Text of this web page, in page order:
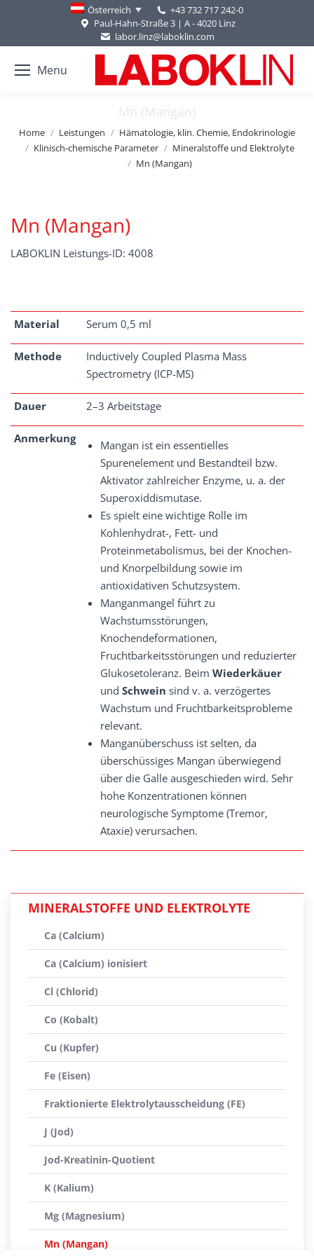
Österreich
+43 732 717 242-0
Paul-Hahn-Straße 3 | A - 4020 Linz
labor.linz@laboklin.com
Menu
Mn (Mangan)
You are here:
Home Leistungen
Hämatologie, klin. Chemie, Endokrinologie
Klinisch-chemische Parameter
Mineralstoffe und Elektrolyte
Mn (Mangan)
Mn (Mangan)
LABOKLIN Leistungs-ID: 4008
Material Serum 0,5 ml
Methode
Inductively Coupled Plasma Mass
Spectrometry (ICP-MS)
Dauer 2–3 Arbeitstage
Anmerkung
Mangan ist ein essentielles
Spurenelement und Bestandteil bzw.
Aktivator zahlreicher Enzyme, u. a. der
Superoxiddismutase.
Es spielt eine wichtige Rolle im
Kohlenhydrat-, Fett- und
Proteinmetabolismus, bei der Knochen-
und Knorpelbildung sowie im
antioxidativen Schutzsystem.
Manganmangel führt zu
Wachstumsstörungen,
Knochendeformationen,
Fruchtbarkeitsstörungen und reduzierter
Glukosetoleranz. Beim Wiederkäuer
und Schwein sind v. a. verzögertes
Wachstum und Fruchtbarkeitsprobleme
relevant.
Manganüberschuss ist selten, da
überschüssiges Mangan überwiegend
über die Galle ausgeschieden wird. Sehr
hohe Konzentrationen können
neurologische Symptome (Tremor,
Ataxie) verursachen.
MINERALSTOFFE UND ELEKTROLYTE
Ca (Calcium)
Ca (Calcium) ionisiert
Cl (Chlorid)
Co (Kobalt)
Cu (Kupfer)
Fe (Eisen)
Fraktionierte Elektrolytausscheidung (FE)
J (Jod)
Jod-Kreatinin-Quotient
K (Kalium)
Mg (Magnesium)
Mn (Mangan)